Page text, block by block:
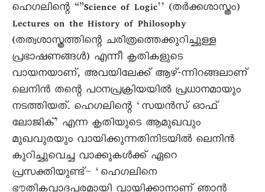
ഹെഗലിന്റെ “”Science of Logic’’ (തർക്കശാസ്ത്രം)
Lectures on the History of Philosophy
(തത്വശാസ്ത്രത്തിന്റെ ചരിത്രത്തെക്കുറിച്ചുള്ള
പ്രഭാഷണങ്ങൾ) എന്നീ കൃതികളുടെ
വായനയാണ്, അവയിലേക്ക് ആഴ്-ന്നിറങ്ങലാണ്
ലെനിൻ തന്റെ പഠനപ്രക്രിയയിൽ പ്രധാനമായും
നടത്തിയത്. ഹെഗലിന്റെ ‘സയൻസ് ഓഫ്
ലോജിക്’ എന്ന കൃതിയുടെ ആമുഖവും
മുഖവുരയും വായിക്കുന്നതിനിടയിൽ ലെനിൻ
കുറിച്ചുവെച്ച വാക്കുകൾക്ക് ഏറെ
പ്രസക്തിയുണ്ട്– ‘ഹെഗലിനെ